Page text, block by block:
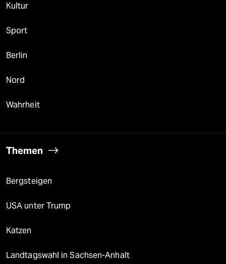
Kultur
Sport
Berlin
Nord
Wahrheit
Themen
Bergsteigen
USA unter Trump
Katzen
Landtagswahl in Sachsen-Anhalt